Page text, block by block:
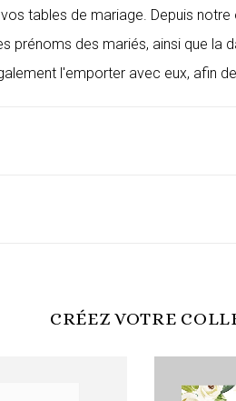
tables de mariage. Depuis
prénoms des mariés, ainsi que
l'emporter avec eux, afin
CRÉEZ VOTRE